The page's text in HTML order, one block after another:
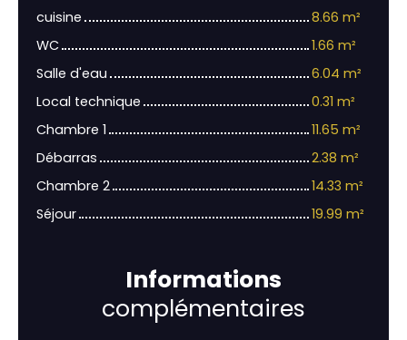
cuisine
8.66 m²
WC
1.66 m²
Salle d'eau
6.04 m²
Local technique
0.31 m²
Chambre 1
11.65 m²
Débarras
2.38 m²
Chambre 2
14.33 m²
Séjour
19.99 m²
Informations
complémentaires